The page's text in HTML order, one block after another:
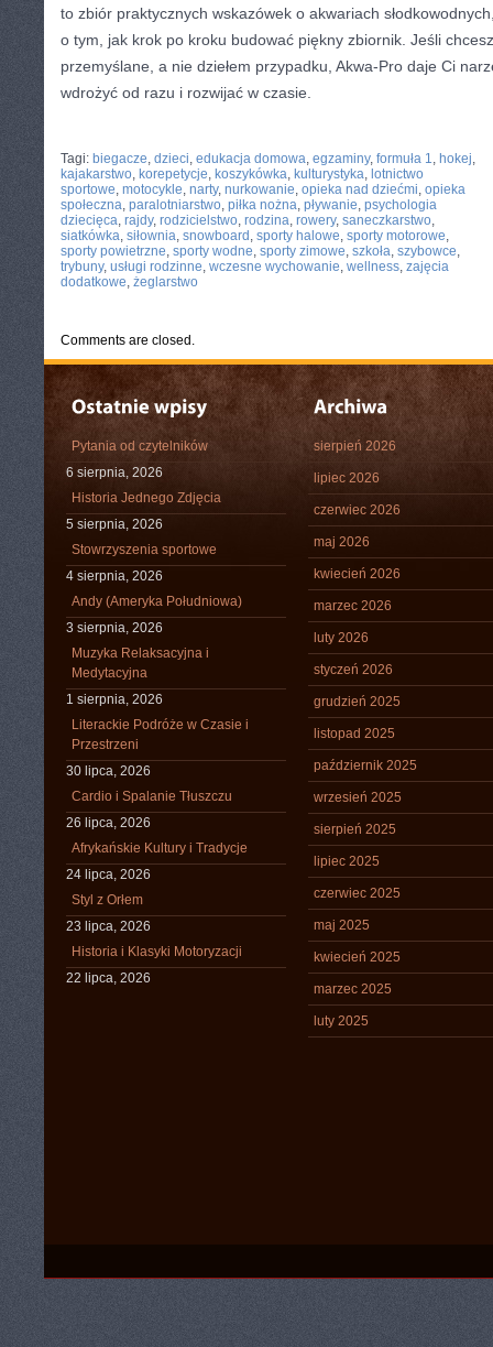
to zbiór praktycznych wskazówek o akwariach
o tym, jak krok po kroku budować piękny zbiornik. Jeśli
przemyślane, a nie dziełem przypadku, Akwa-Pro daje Ci
wdrożyć od razu i rozwijać w czasie.
Tagi: biegacze, dzieci, edukacja domowa, egzaminy, formuła 1, hokej,
kajakarstwo, korepetycje, koszykówka, kulturystyka, lotnictwo
sportowe, motocykle, narty, nurkowanie, opieka nad dziećmi, opieka
społeczna, paralotniarstwo, piłka nożna, pływanie, psychologia
dziecięca, rajdy, rodzicielstwo, rodzina, rowery, saneczkarstwo,
siatkówka, siłownia, snowboard , sporty halowe, sporty motorowe,
sporty powietrzne, sporty wodne, sporty zimowe, szkoła, szybowce,
trybuny, usługi rodzinne, wczesne wychowanie, wellness, zajęcia
dodatkowe, żeglarstwo
Comments are closed.
Pytania od czytelników
6 sierpnia, 2026
Historia Jednego Zdjęcia
5 sierpnia, 2026
Stowrzyszenia sportowe
4 sierpnia, 2026
Andy (Ameryka Południowa)
3 sierpnia, 2026
Muzyka Relaksacyjna i
Medytacyjna
1 sierpnia, 2026
Literackie Podróże w Czasie i
Przestrzeni
30 lipca, 2026
Cardio i Spalanie Tłuszczu
26 lipca, 2026
Afrykańskie Kultury i Tradycje
24 lipca, 2026
Styl z Orłem
23 lipca, 2026
Historia i Klasyki Motoryzacji
22 lipca, 2026
sierpień 2026
lipiec 2026
czerwiec 2026
maj 2026
kwiecień 2026
marzec 2026
luty 2026
styczeń 2026
grudzień 2025
listopad 2025
październik 2025
wrzesień 2025
sierpień 2025
lipiec 2025
czerwiec 2025
maj 2025
kwiecień 2025
marzec 2025
luty 2025